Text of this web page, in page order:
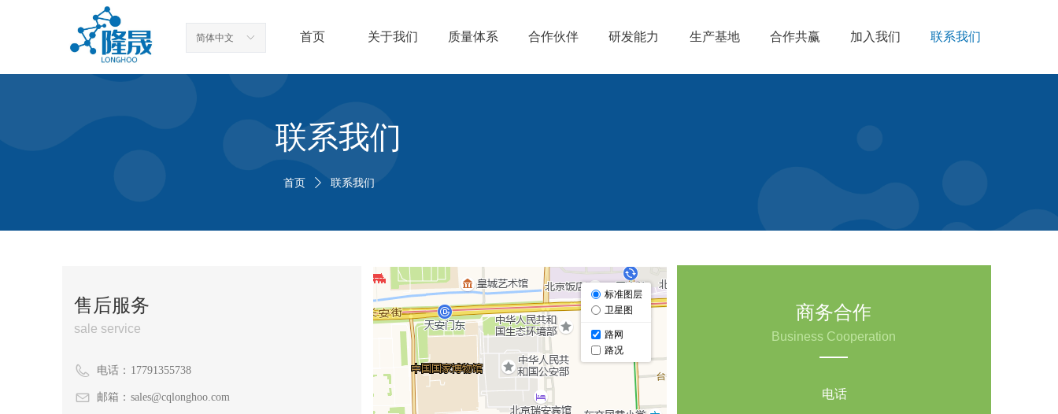
首页 关于我们 质量体系 合作伙伴 研发能力 生产基地 合作共赢 加入我们 联系我们
ꀅ
简体中文
商务合作
Business Cooperation
电话
售后服务
sale service
电话： 17791355738
邮箱： sales@cqlonghoo.com
联系我们
首页 ꄲ 联系我们